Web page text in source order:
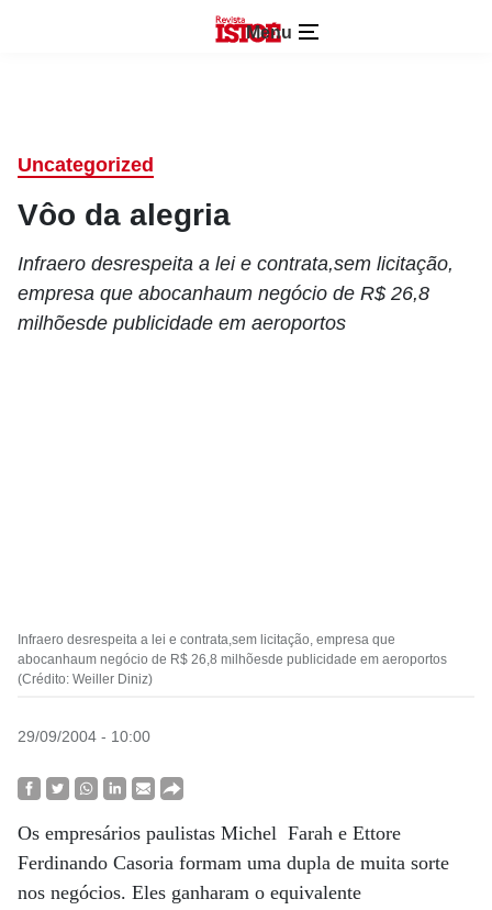
Menu
Uncategorized
Vôo da alegria
Infraero desrespeita a lei e contrata,sem licitação,
empresa que abocanhaum negócio de R$ 26,8
milhõesde publicidade em aeroportos
Infraero desrespeita a lei e contrata,sem licitação, empresa que
abocanhaum negócio de R$ 26,8 milhõesde publicidade em aeroportos
(Crédito: Weiller Diniz)
29/09/2004 - 10:00
Os empresários paulistas Michel Farah e Ettore
Ferdinando Casoria formam uma dupla de muita sorte
nos negócios. Eles ganharam o equivalente